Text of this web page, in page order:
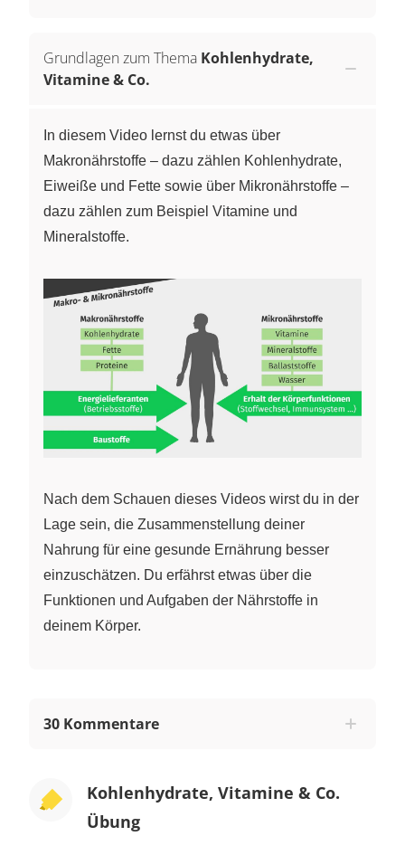
Grundlagen zum Thema Kohlenhydrate,
Vitamine & Co.
In diesem Video lernst du etwas über
Makronährstoffe – dazu zählen Kohlenhydrate,
Eiweiße und Fette sowie über Mikronährstoffe –
dazu zählen zum Beispiel Vitamine und
Mineralstoffe.
Nach dem Schauen dieses Videos wirst du in der
Lage sein, die Zusammenstellung deiner
Nahrung für eine gesunde Ernährung besser
einzuschätzen. Du erfährst etwas über die
Funktionen und Aufgaben der Nährstoffe in
deinem Körper.
30 Kommentare
Kohlenhydrate, Vitamine & Co.
Übung